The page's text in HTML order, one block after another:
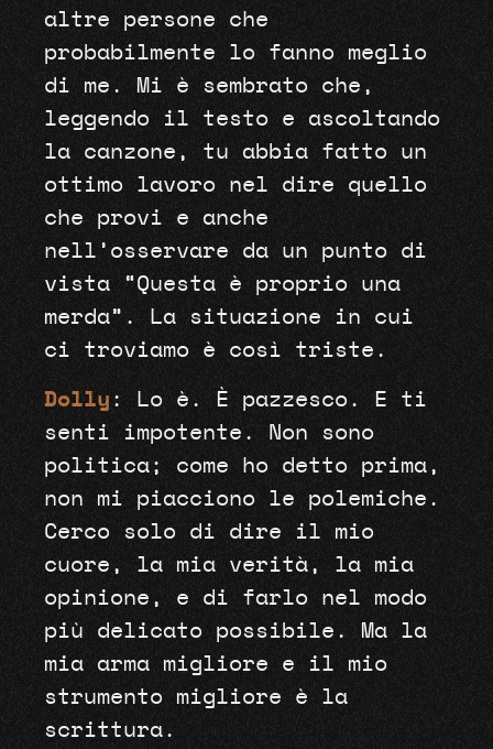
altre persone che
probabilmente lo fanno meglio
di me. Mi è sembrato che,
leggendo il testo e ascoltando
la canzone, tu abbia fatto un
ottimo lavoro nel dire quello
che provi e anche
nell’osservare da un punto di
vista “Questa è proprio una
merda”. La situazione in cui
ci troviamo è così triste.
Dolly : Lo è. È pazzesco. E ti
senti impotente. Non sono
politica; come ho detto prima,
non mi piacciono le polemiche.
Cerco solo di dire il mio
cuore, la mia verità, la mia
opinione, e di farlo nel modo
più delicato possibile. Ma la
mia arma migliore e il mio
strumento migliore è la
scrittura.